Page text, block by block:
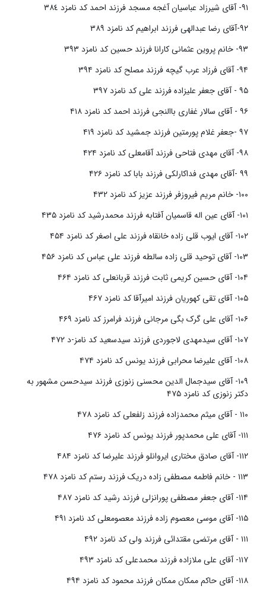
٩١- آقای شیرزاد عباسیان آغجه مسجد فرزند احمد کد نامزد ٣٨٤
٩٢-آقای رضا عبدالهی فرزند ابراهیم کد نامزد ٣٨٩
۹۳- خانم پروین عثمانی کارانا فرزند حسین کد نامزد ۳۹۳
۹۴- آقای فرزاد عرب گیچه فرزند مصلح کد نامزد ۳۹۴
۹۵ - آقای جعفر علیزاده فرزند علی کد نامزد ۳۹۷
۹۶ - آقای سالار غفاری باالنجی فرزند احمد کد نامزد ۴۱۸
۹۷ -جعفر غلام پورمتین فرزند جمشید کد نامزد ۴۱۹
۹۸- آقای مهدی فتاحی فرزند آقامعلی کد نامزد ۴۲۴
۹۹ -آقای مهدی فداکارلکی فرزند بابا کد نامزد ۴۲۶
۱۰۰- خانم مریم فیروزفر فرزند عزیز کد نامزد ۴۳۲
۱۰۱- آقای عین اله قاسمیان آفتابه فرزند محمدرشید کد نامزد ۴۳۵
۱۰۲- آقای ایوب قلی زاده خانقاه فرزند علی اصغر کد نامزد ۴۵۴
۱۰۳- آقای توحید قلی زاده سالطه فرزند علی عباس کد نامزد ۴۵۶
۱۰۴- آقای حسین کریمی ثابت فرزند قربانعلی کد نامزد ۴۶۴
۱۰۵- آقای تقی کهوریان فرزند امیرآقا کد نامزد ۴۶۷
۱۰۶- آقای علی گرک بگی مرجانی فرزند فرامرز کد نامزد ۴۶۹
۱۰۷- آقای سیدمهدی لاجوردی فرزند سیدسعید کد نامز-د ۴۷۲
۱۰۸- آقای علیرضا محرابی فرزند یونس کد نامزد ۴۷۴
۱۰۹- آقای سیدجمال الدین محسنی زنوزی فرزند سیدحسن مشهور به
دکتر زنوزی کد نامزد ۴۷۵
۱۱۰ - آقای میثم محمدزاده فرزند زلفعلی کد نامزد ۴۷۸
۱۱۱- آقای علی محمدپور فرزند یونس کد نامزد ۴۷۶
۱۱۲- آقای صادق مختاری ایروانلو فرزند علیرضا کد نامزد ۴۸۴
۱۱۳ - خانم فاطمه مصطفی زاده دریک فرزند رستم کد نامزد ۴۷۸
۱۱۴- آقای جعفر مصطفی پورانزلی فرزند رشید کد نامزد ۴۸۷
۱۱۵- آقای موسی معصوم زاده فرزند معصومعلی کد نامزد ۴۹۱
۱۱۱ - آقای مرتضی مقتدائی فرزند ولی کد نامزد ۴۹۲
۱۱۷- آقای علی ملازاده فرزند محمدعلی کد نامزد ۴۹۳
۱۱۸- آقای حاکم ممکان ممکان فرزند محمود کد نامزد ۴۹۴